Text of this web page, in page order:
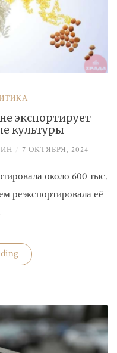
экспортирует
культуры
/ 7 ОКТЯБРЯ, 2024
около 600 тыс.
реэкспортировала её
«Украина
практически
зерновые
культуры»